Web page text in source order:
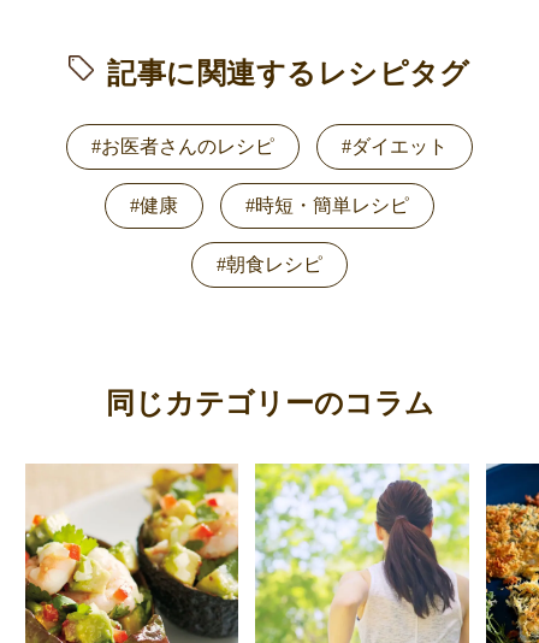
記事に関連するレシピタグ
#お医者さんのレシピ #ダイエット
#健康 #時短・簡単レシピ
#朝食レシピ
同じカテゴリーのコラム